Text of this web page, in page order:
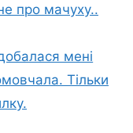
про мачуху..
мені
Тільки